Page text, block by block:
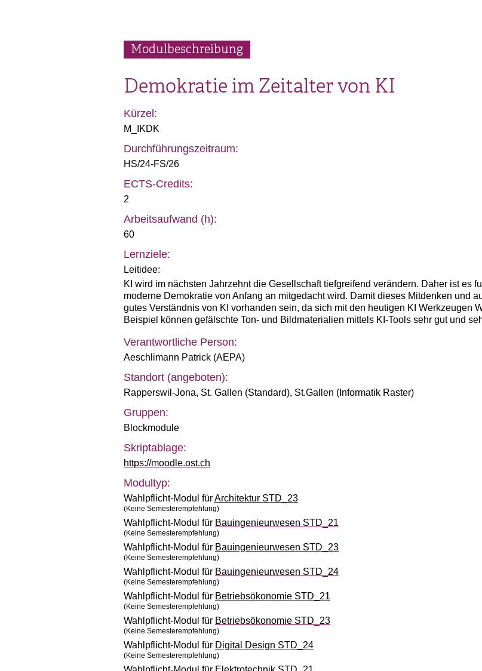
Modulbeschreibung
Demokratie im Zeitalter von KI
Kürzel:
M_IKDK
Durchführungszeitraum:
HS/24-FS/26
ECTS-Credits:
2
Arbeitsaufwand (h):
60
Lernziele:
Leitidee:
KI wird im nächsten Jahrzehnt die Gesellschaft tiefgreifend verändern. Daher ist es
moderne Demokratie von Anfang an mitgedacht wird. Damit dieses Mitdenken und
gutes Verständnis von KI vorhanden sein, da sich mit den heutigen KI Werkzeugen
Beispiel können gefälschte Ton- und Bildmaterialien mittels KI-Tools sehr gut und
Verantwortliche Person:
Aeschlimann Patrick (AEPA)
Standort (angeboten):
Rapperswil-Jona, St. Gallen (Standard), St.Gallen (Informatik Raster)
Gruppen:
Blockmodule
Skriptablage:
https://moodle.ost.ch
Modultyp:
Wahlpflicht-Modul fürArchitektur STD_23
(Keine Semesterempfehlung)
Wahlpflicht-Modul für Bauingenieurwesen STD_21
(Keine Semesterempfehlung)
Wahlpflicht-Modul für Bauingenieurwesen STD_23
(Keine Semesterempfehlung)
Wahlpflicht-Modul für Bauingenieurwesen STD_24
(Keine Semesterempfehlung)
Wahlpflicht-Modul für Betriebsökonomie STD_21
(Keine Semesterempfehlung)
Wahlpflicht-Modul für Betriebsökonomie STD_23
(Keine Semesterempfehlung)
Wahlpflicht-Modul für Digital Design STD_24
(Keine Semesterempfehlung)